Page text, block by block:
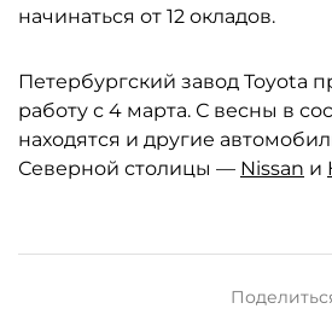
начинаться от 12 окладов.
Петербургский завод Toyota
работу с 4 марта. С весны в
находятся и другие
Северной столицы — Nissan и